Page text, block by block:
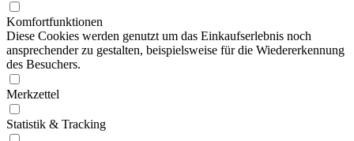
Komfortfunktionen
Diese Cookies werden genutzt um das Einkaufserlebnis noch
ansprechender zu gestalten, beispielsweise für die Wiedererkennung
des Besuchers.
Merkzettel
Statistik & Tracking